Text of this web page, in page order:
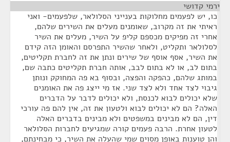
ירמי קדושי
כו, יש לפעמים מחלוקות בענייני הסלולאר, שלפעמים- ואני
ראיתי את זה מקרוב, שאומנים מעלים את השירים שלהם,
אחרי זה מפיקים מכספם קליפ על השיר, מעלים את השיר
לסלולאר ותקליט, ולאחר שהשיר התפרסם והאומן הזה קידם
את השיר, אסף אוסף של שירים ונתן את זה לחברת תקליטים,
בתום לב, או לא בתום לבב, אותה חברת תקליטים כתבה שם,
במותג שלהם, כהפקה והפצה, ובסוף בא פה המחוקק ונותן
גיבוי לצד אחד ולא לצד שני. אז מי ייצג פה את האומנים
שלא יכולים לבוא לכנסת, ולא יכולים לדבר על הדברים
האלה? הם לא יכולים לבוא ולטעון את זה, אין להם פה עורכי
דין, הם לא מבינים במשפטים ולא מבינים בדברים האלה
לטעון אחרת. הרבה פעמים קורה שמגיעים לחברות הסלולאר
והן טוענות באופן מסוים שמי שהעלה את השיר, כי מבחינתם,